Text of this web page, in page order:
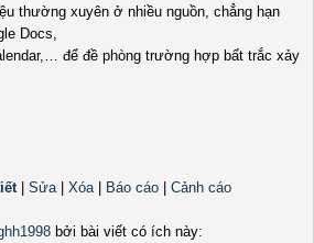
thường xuyên ở nhiều nguồn, chẳng hạn
Docs,
để đề phòng trường hợp bất trắc xảy
| Sửa| Xóa| Báo cáo
Cảnh cáo
bởi bài viết có ích này: